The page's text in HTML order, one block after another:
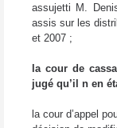
assujetti M.
assis sur les
et 2007 ;
la cour de
jugé qu’il n en
la cour d’appel